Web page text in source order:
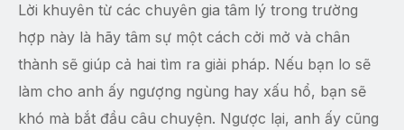
Lời khuyên từ các chuyên gia tâm lý trong trường
hợp này là hãy tâm sự một cách cởi mở và chân
thành sẽ giúp cả hai tìm ra giải pháp. Nếu bạn lo sẽ
làm cho anh ấy ngượng ngùng hay xấu hổ, bạn sẽ
khó mà bắt đầu câu chuyện. Ngược lại, anh ấy cũng